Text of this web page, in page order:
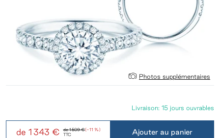
Photos supplémentaires
de1 509 €(-11 %)
de 1 343 € TTC
Livraison: 15 jours ouvrables
Ajouter au panier